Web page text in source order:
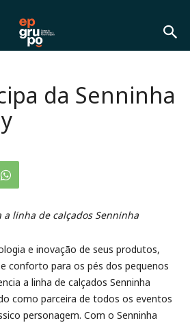
da Senninha
a linha de calçados Senninha
e inovação de seus produtos,
conforto para os pés dos pequenos
a linha de calçados Senninha
como parceira de todos os eventos
personagem. Com o Senninha